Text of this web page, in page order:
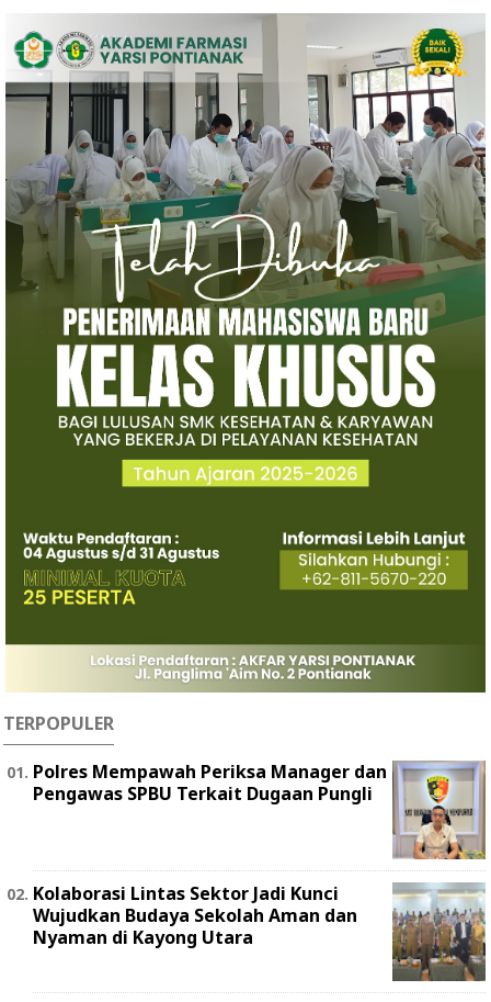
TERPOPULER
Polres Mempawah Periksa Manager dan
Pengawas SPBU Terkait Dugaan Pungli
Kolaborasi Lintas Sektor Jadi Kunci
Wujudkan Budaya Sekolah Aman dan
Nyaman di Kayong Utara